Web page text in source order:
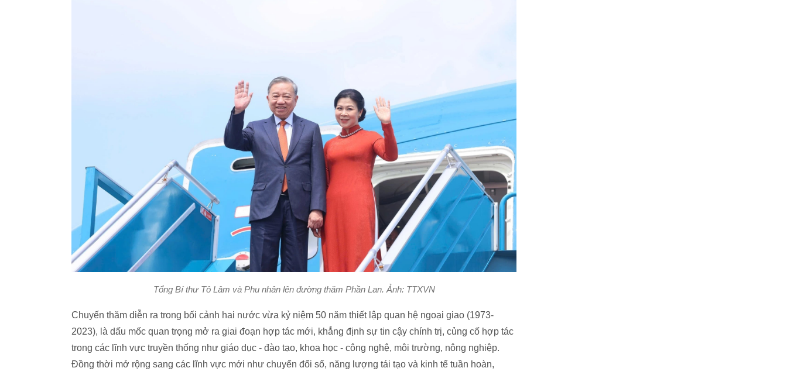
Tổng Bí thư Tô Lâm và Phu nhân lên đường thăm Phần Lan. Ảnh: TTXVN
Chuyến thăm diễn ra trong bối cảnh hai nước vừa kỷ niệm 50 năm thiết lập quan hệ ngoại giao (1973-
2023), là dấu mốc quan trọng mở ra giai đoạn hợp tác mới, khẳng định sự tin cậy chính trị, củng cố hợp tác
trong các lĩnh vực truyền thống như giáo dục - đào tạo, khoa học - công nghệ, môi trường, nông nghiệp.
Đồng thời mở rộng sang các lĩnh vực mới như chuyển đổi số, năng lượng tái tạo và kinh tế tuần hoàn,